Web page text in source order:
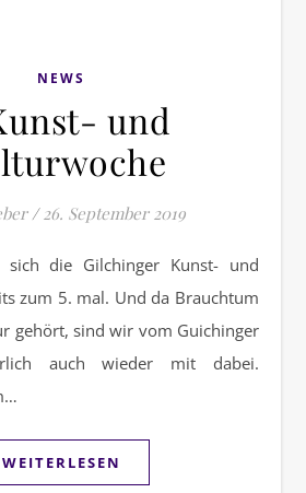
NEWS
und
/ 26. September 2019
zum 5. mal. Und da Brauchtum
gehört, sind wir vom Guichinger
auch wieder mit dabei.
WEITERLESEN